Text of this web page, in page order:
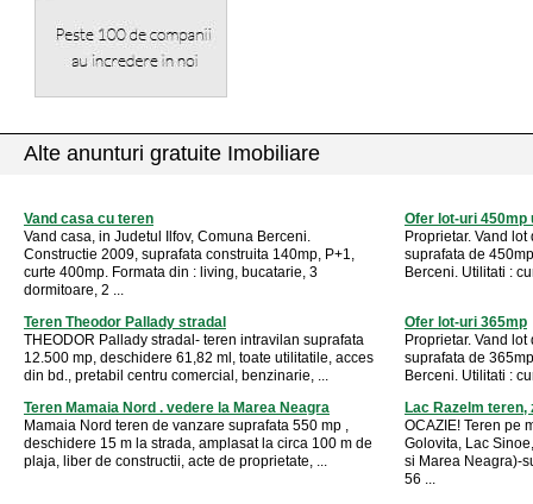
Alte anunturi gratuite Imobiliare
Vand casa cu teren
Vand casa, in Judetul Ilfov, Comuna Berceni.
Constructie 2009, suprafata construita 140mp, P+1,
curte 400mp. Formata din : living, bucatarie, 3
dormitoare, 2 ...
Ofer lot-uri 450mp
Proprietar. Vand
suprafata de
Berceni. Utilitati :
Teren Theodor Pallady stradal
THEODOR Pallady stradal- teren intravilan suprafata
12.500 mp, deschidere 61,82 ml, toate utilitatile, acces
din bd., pretabil centru comercial, benzinarie, ...
Ofer lot-uri 365mp
Proprietar. Vand
suprafata de
Berceni. Utilitati :
Teren Mamaia Nord . vedere la Marea Neagra
Mamaia Nord teren de vanzare suprafata 550 mp ,
deschidere 15 m la strada, amplasat la circa 100 m de
plaja, liber de constructii, acte de proprietate, ...
Lac Razelm teren,
OCAZIE! Teren pe
Golovita, Lac
si Marea Neagra)-
56 ...